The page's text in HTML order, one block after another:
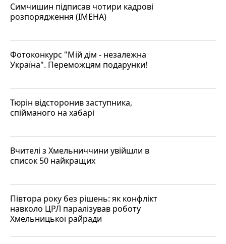
Симчишин підписав чотири кадрові
розпорядження (ІМЕНА)
Фотоконкурс "Мій дім - незалежна
Україна". Переможцям подарунки!
Тюрін відсторонив заступника,
спійманого на хабарі
Вчителі з Хмельниччини увійшли в
список 50 найкращих
Півтора року без рішень: як конфлікт
навколо ЦРЛ паралізував роботу
Хмельницької райради